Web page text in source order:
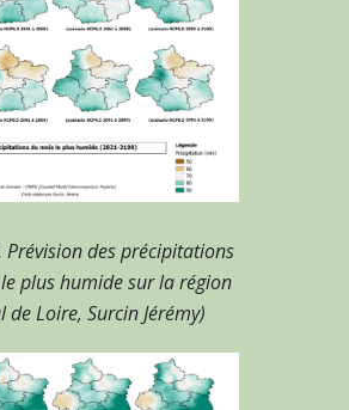
Prévision des précipitations
plus humide sur la région
de Loire, Surcin Jérémy)